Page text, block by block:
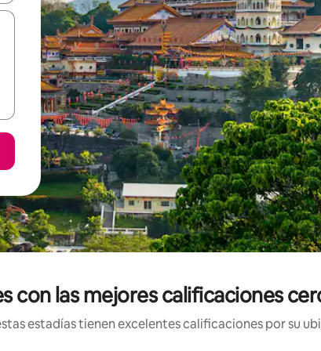
con las mejores calificaciones
estadías tienen excelentes calificaciones por su